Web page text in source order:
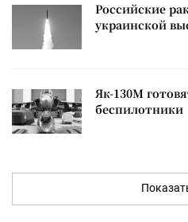
Российские
украинской
Як-130М
беспилотники